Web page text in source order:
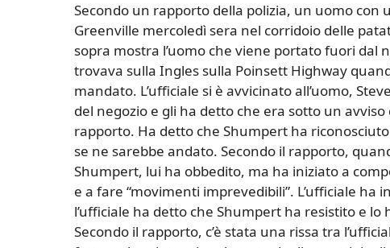
Secondo un rapporto della polizia, un uomo
Greenville mercoledì sera nel corridoio delle
sopra mostra l’uomo che viene portato fuori dal
trovava sulla Ingles sulla Poinsett Highway
mandato. L’ufficiale si è avvicinato all’uomo,
del negozio e gli ha detto che era sotto un
rapporto. Ha detto che Shumpert ha
se ne sarebbe andato. Secondo il rapporto,
Shumpert, lui ha obbedito, ma ha iniziato a
e a fare “movimenti imprevedibili”. L’ufficiale
l’ufficiale ha detto che Shumpert ha resistito e
Secondo il rapporto, c’è stata una rissa tra